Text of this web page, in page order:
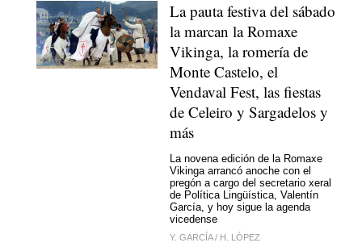
La pauta festiva del sábado
la marcan la Romaxe
Vikinga, la romería de
Monte Castelo, el
Vendaval Fest, las fiestas
de Celeiro y Sargadelos y
más
La novena edición de la Romaxe
Vikinga arrancó anoche con el
pregón a cargo del secretario xeral
de Política Lingüística, Valentín
García, y hoy sigue la agenda
vicedense
Y. GARCÍA / H. LÓPEZ